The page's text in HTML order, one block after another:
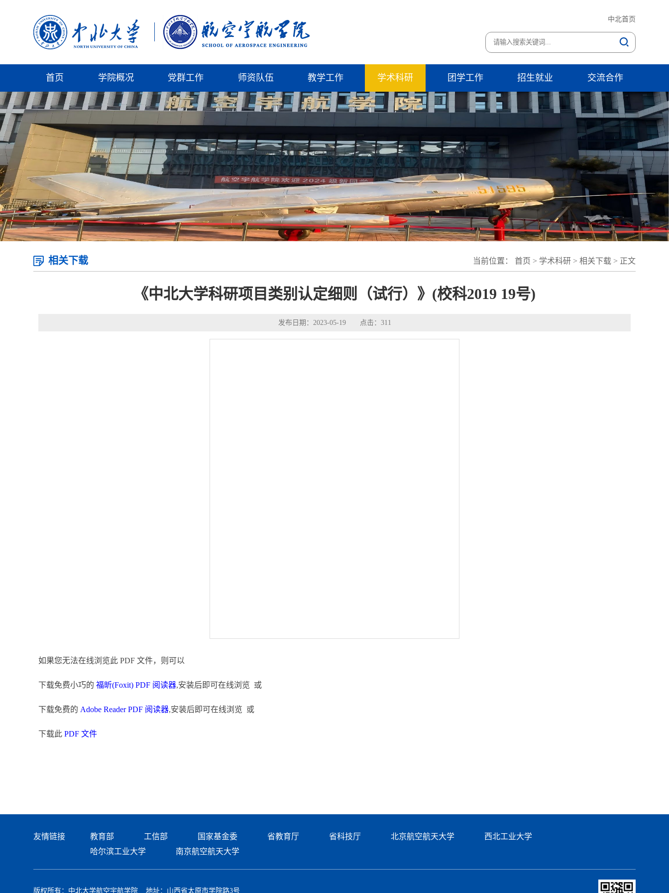
中北首页
首页 学院概况 党群工作 师资队伍 教学工作 学术科研 团学工作 招生就业 交流合作
相关下载 当前位置： 首页 > 学术科研> 相关下载> 正文
《中北大学科研项目类别认定细则（试行）》(校科2019 19号)
发布日期：2023-05-19 点击： 311
如果您无法在线浏览此 PDF 文件，则可以
下载免费小巧的福昕(Foxit) PDF 阅读器,安装后即可在线浏览 或
下载免费的 Adobe Reader PDF 阅读器,安装后即可在线浏览 或
下载此PDF 文件
友情链接 教育部 工信部 国家基金委 省教育厅 省科技厅 北京航空航天大学
西北工业大学
哈尔滨工业大学
南京航空航天大学
版权所有：中北大学航空宇航学院 地址：山西省太原市学院路3号